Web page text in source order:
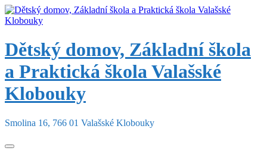
Skip
to
Dětský domov, Základní škola
a Praktická škola Valašské
Klobouky
Smolina 16, 766 01 Valašské Klobouky